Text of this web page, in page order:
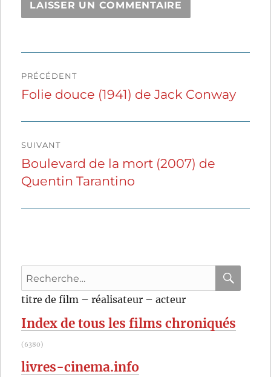
de
PRÉCÉDENT
Publication
Folie douce (1941) de Jack Conway
SUIVANT
Publication
suivante :
Boulevard de la mort (2007) de
Quentin Tarantino
Recherche
pour
:
titre de film – réalisateur – acteur
Index de tous les films chroniqués
(6380)
livres-cinema.info